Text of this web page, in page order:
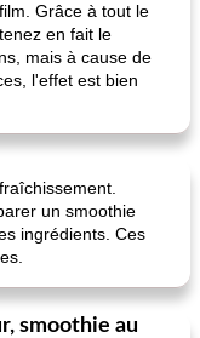
Grâce à tout le
en fait le
mais à cause de
l'effet est bien
un smoothie
ingrédients. Ces
smoothie au